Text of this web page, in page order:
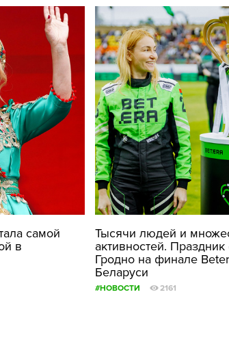
самой
в
Тысячи людей и
активностей.
Гродно на финале
Беларуси
#НОВОСТИ 2161